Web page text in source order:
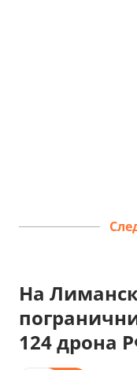
На
124 дрона